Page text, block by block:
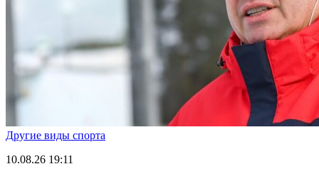
Другие виды спорта
10.08.26 19:11